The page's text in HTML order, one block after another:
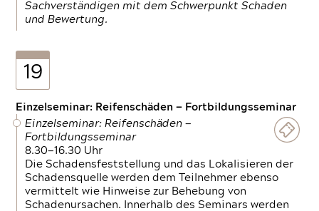
Sachverständigen mit dem Schwerpunkt Schaden
und Bewertung.
19
Einzelseminar: Reifenschäden — Fortbildungsseminar
Einzelseminar: Reifenschäden —
Fortbildungsseminar
8.30—16.30 Uhr
Die Schadensfeststellung und das Lokalisieren der
Schadensquelle werden dem Teilnehmer ebenso
vermittelt wie Hinweise zur Behebung von
Schadenursachen. Innerhalb des Seminars werden